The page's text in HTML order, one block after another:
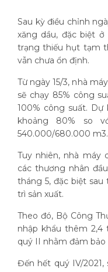
Sau kỳ điều chỉnh
xăng dầu, đặc biệt
trạng thiếu hụt tạm
vẫn chưa ổn định.
Từ ngày 15/3, nhà
sẽ chạy 85% công
100% công suất. Dự
khoảng 80% so
540.000/680.000 m3.
Tuy nhiên, nhà máy
các thương nhân
tháng 5, đặc biệt
trì sản xuất.
Theo đó, Bộ Công
nhập khẩu thêm 2,4
quý II nhằm đảm
Đến hết quý IV/